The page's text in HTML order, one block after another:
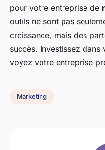
pour votre entreprise de
outils ne sont pas
croissance, mais des
succès. Investissez
voyez votre entreprise
Marketing